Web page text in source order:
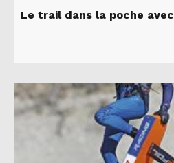
Le trail dans la poche